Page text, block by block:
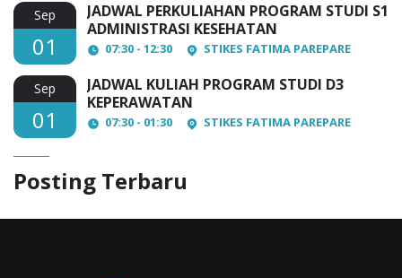
Sep
01
JADWAL PERKULIAHAN PROGRAM STUDI S1
ADMINISTRASI KESEHATAN
07:30 - 12:30 STIKES FATIMA PAREPARE
Sep
01
JADWAL KULIAH PROGRAM STUDI D3
KEPERAWATAN
07:30 - 01:30 STIKES FATIMA PAREPARE
Posting Terbaru